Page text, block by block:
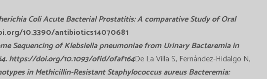
Coli Acute Bacterial Prostatitis: A comparative Study ofOral
10.3390/antibiotics14070681
Sequencing of Klebsiella pneumoniae from Urinary Bacteremia in
https://doi.org/10.1093/ofid/ofaf164De La Villa S, Fernández-Hidalgo N,
in Methicillin-Resistant Staphylococcus aureus Bacteremia: